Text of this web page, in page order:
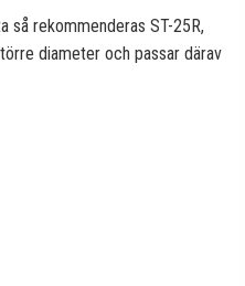
så rekommenderas ST-25R,
diameter och passar därav